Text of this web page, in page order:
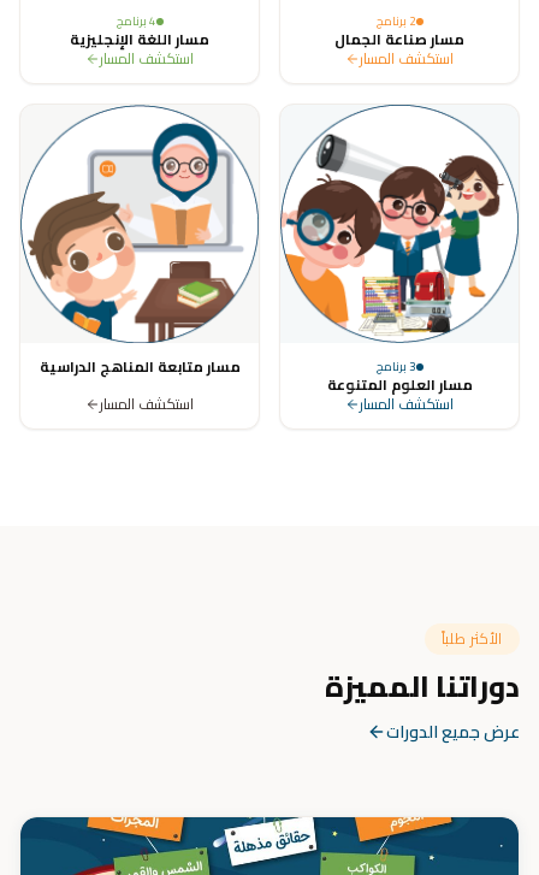
2 برنامج
مسار صناعة الجمال
استكشف المسار
4برنامج
مسار اللغة الإنجليزية
استكشف المسار
3برنامج
مسار العلوم المتنوعة
استكشف المسار
مسار متابعة المناهج الدراسية
استكشف المسار
الأكثر طلباً
دوراتنا المميزة
عرض جميع الدورات